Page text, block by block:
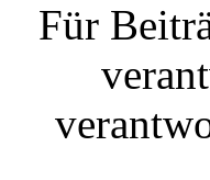
Für